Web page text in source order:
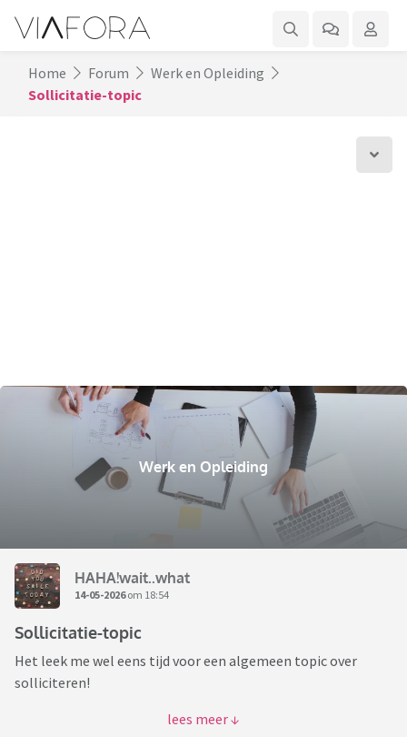
Home Forum
Werk en Opleiding
Sollicitatie-topic
Werk en Opleiding
HAHA!wait..what
14-05-2026om 18:54
Sollicitatie-topic
Het leek me wel eens tijd voor een algemeen topic over
solliciteren!
Ben je op het moment aan het solliciteren?